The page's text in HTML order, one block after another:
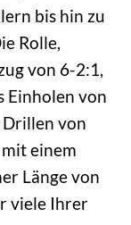
bis hin zu
Rolle,
von 6-2:1,
Einholen von
von
einem
Länge von
viele Ihrer